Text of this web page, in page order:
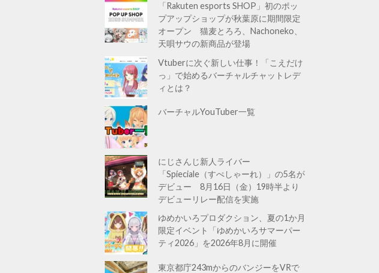
「Rakuten esports SHOP」初のポッ
プアップショップが秋葉原に期間限定
オープン 猫麦とろろ、Nachoneko、
天唄サウの新商品が登場
Vtuberに次ぐ新しい仕事！「こえだけ
っ」で始めるバーチャルチャットレデ
ィとは？
バーチャルYouTuber一覧
にじさんじ新人ライバー
「Spieciale（すぺしゃーれ）」の5名が
デビュー 8月16日（金）19時半より
デビューリレー配信を実施
ゆめかいろプロダクション、夏の1か月
限定イベント「ゆめかいろサマーパー
ティ2026」を2026年8月に開催
東京都庁243mからのバンジーをVRで